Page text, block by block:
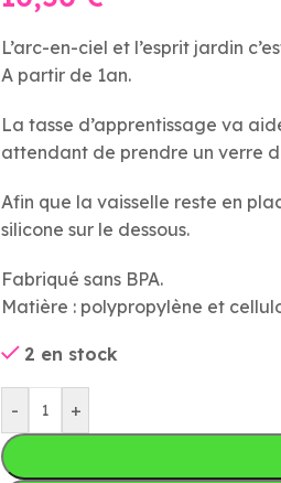
L’arc-en-ciel et l’esprit jardin
A partir de 1an.
La tasse d’apprentissage va
attendant de prendre un verre
Afin que la vaisselle reste en
silicone sur le dessous.
Fabriqué sans BPA.
Matière : polypropylène et
2 en stock
- +